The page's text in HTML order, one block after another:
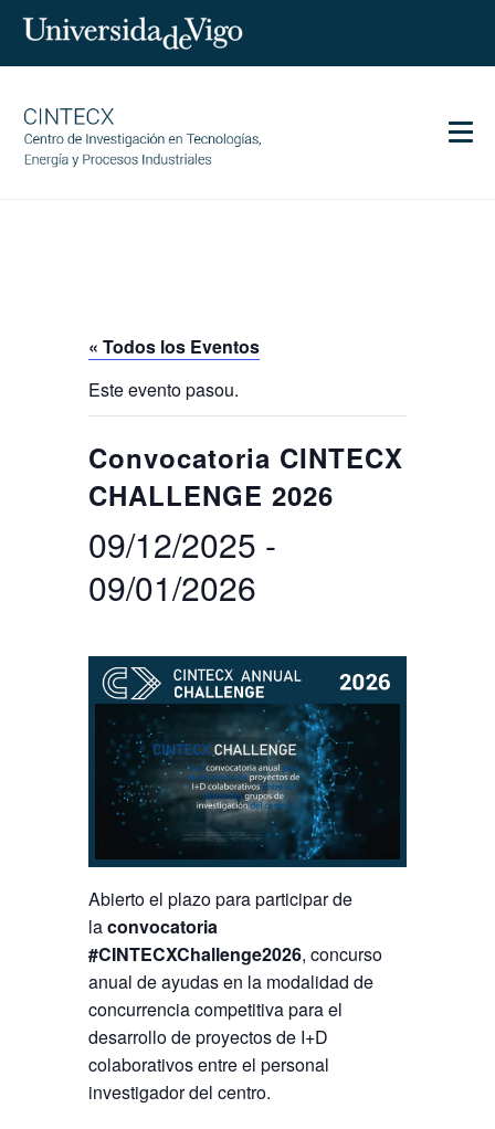
Servicios
Comunicación
Igualdad
EN Search
Buscar
por:
BUSCAR
TwitterInstagram
« Todos los Eventos
Este evento pasou.
Convocatoria CINTECX
CHALLENGE 2026
09/12/2025 -
09/01/2026
Abierto el plazo para participar de
laconvocatoria
#CINTECXChallenge2026, concurso
anual de ayudas en la modalidad de
concurrencia competitiva para el
desarrollo de proyectos de I+D
colaborativos entre el personal
investigador del centro.